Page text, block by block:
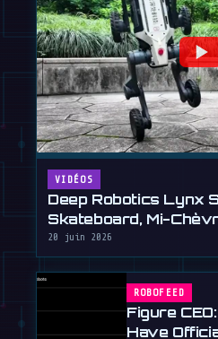
VIDÉOS
Deep Robotics Lynx
Skateboard, Mi-
20 juin 2026
ROBOFEED
Figure
Have